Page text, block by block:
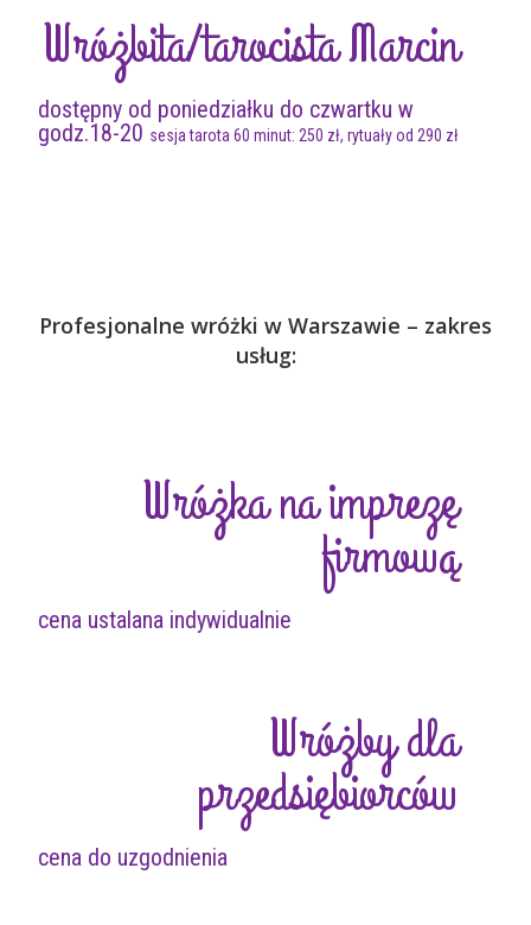
Wróżbita/tarocista Marcin
dostępny od poniedziałku do czwartku w
godz.18-20 sesja tarota 60 minut: 250 zł, rytuały od 290 zł
Profesjonalne wróżki w Warszawie – zakres
usług:
Wróżka na imprezę
firmową
cena ustalana indywidualnie
Wróżby dla
przedsiębiorców
cena do uzgodnienia